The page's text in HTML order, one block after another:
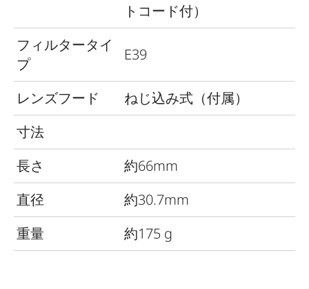
トコード付）
フィルタータイ
プ
E39
レンズフード
ねじ込み式（付属）
寸法
長さ
約66mm
直径
約30.7mm
重量
約175 g